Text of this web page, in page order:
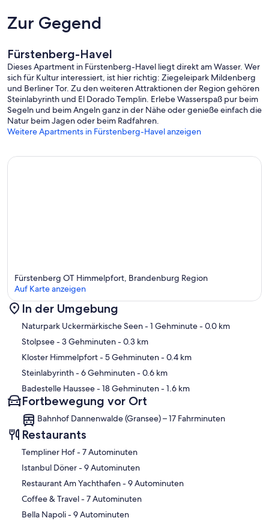
Zur Gegend
Fürstenberg-Havel
Dieses Apartment in Fürstenberg-Havel liegt direkt am Wasser. Wer
sich für Kultur interessiert, ist hier richtig: Ziegeleipark Mildenberg
und Berliner Tor. Zu den weiteren Attraktionen der Region gehören
Steinlabyrinth und El Dorado Templin. Erlebe Wasserspaß pur beim
Segeln und beim Angeln ganz in der Nähe oder genieße einfach die
Natur beim Jagen oder beim Radfahren.
Weitere Apartments in Fürstenberg-Havel anzeigen
Karte
Fürstenberg OT Himmelpfort, Brandenburg Region
Auf Karte anzeigen
In der Umgebung
Naturpark Uckermärkische Seen- 1 Gehminute- 0.0 km
Stolpsee- 3 Gehminuten- 0.3 km
Kloster Himmelpfort- 5 Gehminuten- 0.4 km
Steinlabyrinth- 6 Gehminuten- 0.6 km
Badestelle Haussee- 18 Gehminuten- 1.6 km
Fortbewegung vor Ort
Bahnhof Dannenwalde (Gransee) – 17 Fahrminuten
Restaurants
‪Templiner Hof - ‬7 Autominuten
‪Istanbul Döner - ‬9 Autominuten
‪Restaurant Am Yachthafen - ‬9 Autominuten
‪Coffee & Travel - ‬7 Autominuten
‪Bella Napoli - ‬9 Autominuten